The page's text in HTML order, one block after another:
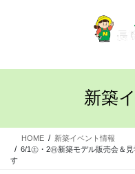
新築
HOME
新築イベント情報
6/1㊏・2㊐新築モデル販売会＆
す